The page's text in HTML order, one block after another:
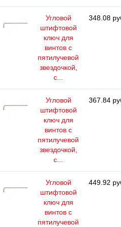
Угловой
штифтовой
ключ для
винтов с
пятилучевой
звездочкой,
с...
348.08
Угловой
штифтовой
ключ для
винтов с
пятилучевой
звездочкой,
с...
367.84
Угловой
штифтовой
ключ для
винтов с
пятилучевой
449.92